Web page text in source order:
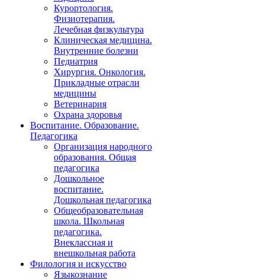
Курортология.
Физиотерапия.
Лечебная физкультура
Клиническая медицина.
Внутренние болезни
Педиатрия
Хирургия. Онкология.
Прикладные отрасли
медицины
Ветеринария
Охрана здоровья
Воспитание. Образование.
Педагогика
Организация народного
образования. Общая
педагогика
Дошкольное
воспитание.
Дошкольная педагогика
Общеобразовательная
школа. Школьная
педагогика.
Внеклассная и
внешкольная работа
Филология и искусство
Языкознание